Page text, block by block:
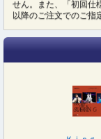
せん。また、「初回仕
以降のご注文でのご指